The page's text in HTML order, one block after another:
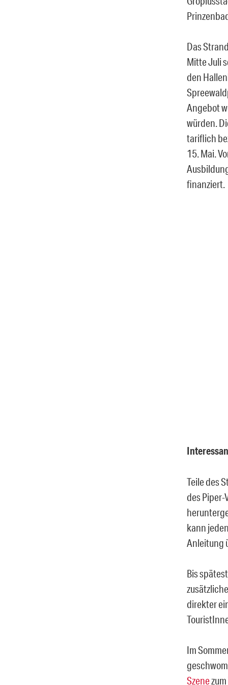
Das
Mitte Juli
den
Angebot
würden.
tariflich
15. Mai.
finanziert.
Teile des
des Piper-
kann
Anleitung
Bis
direkter
Im
Szene